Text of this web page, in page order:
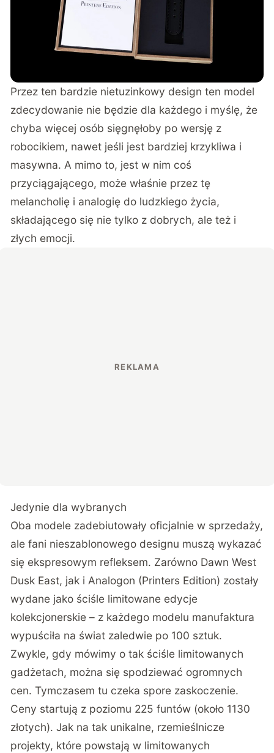
Przez ten bardzie nietuzinkowy design ten model
zdecydowanie nie będzie dla każdego i myślę, że
chyba więcej osób sięgnęłoby po wersję z
robocikiem, nawet jeśli jest bardziej krzykliwa i
masywna. A mimo to, jest w nim coś
przyciągającego, może właśnie przez tę
melancholię i analogię do ludzkiego życia,
składającego się nie tylko z dobrych, ale też i
złych emocji.
Jedynie dla wybranych
Oba modele zadebiutowały oficjalnie w sprzedaży,
ale fani nieszablonowego designu muszą wykazać
się ekspresowym refleksem. Zarówno Dawn West
Dusk East, jak i Analogon (Printers Edition) zostały
wydane jako ściśle limitowane edycje
kolekcjonerskie – z każdego modelu manufaktura
wypuściła na świat zaledwie po 100 sztuk.
Zwykle, gdy mówimy o tak ściśle limitowanych
gadżetach, można się spodziewać ogromnych
cen. Tymczasem tu czeka spore zaskoczenie.
Ceny startują z poziomu 225 funtów (około 1130
złotych). Jak na tak unikalne, rzemieślnicze
projekty, które powstają w limitowanych